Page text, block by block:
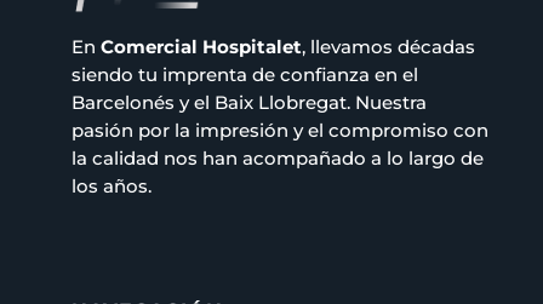
En Comercial Hospitalet, llevamos décadas
siendo tu imprenta de confianza en el
Barcelonés y el Baix Llobregat. Nuestra
pasión por la impresión y el compromiso con
la calidad nos han acompañado a lo largo de
los años.